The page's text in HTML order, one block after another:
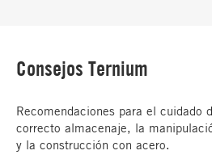
Consejos Ternium
Recomendaciones para el cuidado
correcto almacenaje, la
y la construcción con acero.